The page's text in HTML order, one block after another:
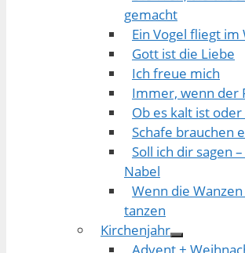
gemacht
Ein Vogel fliegt im
Gott ist die Liebe
Ich freue mich
Immer, wenn der
Ob es kalt ist
Schafe brauchen
Soll ich dir sagen
Nabel
Wenn die
tanzen
Kirchenjahr
Advent +